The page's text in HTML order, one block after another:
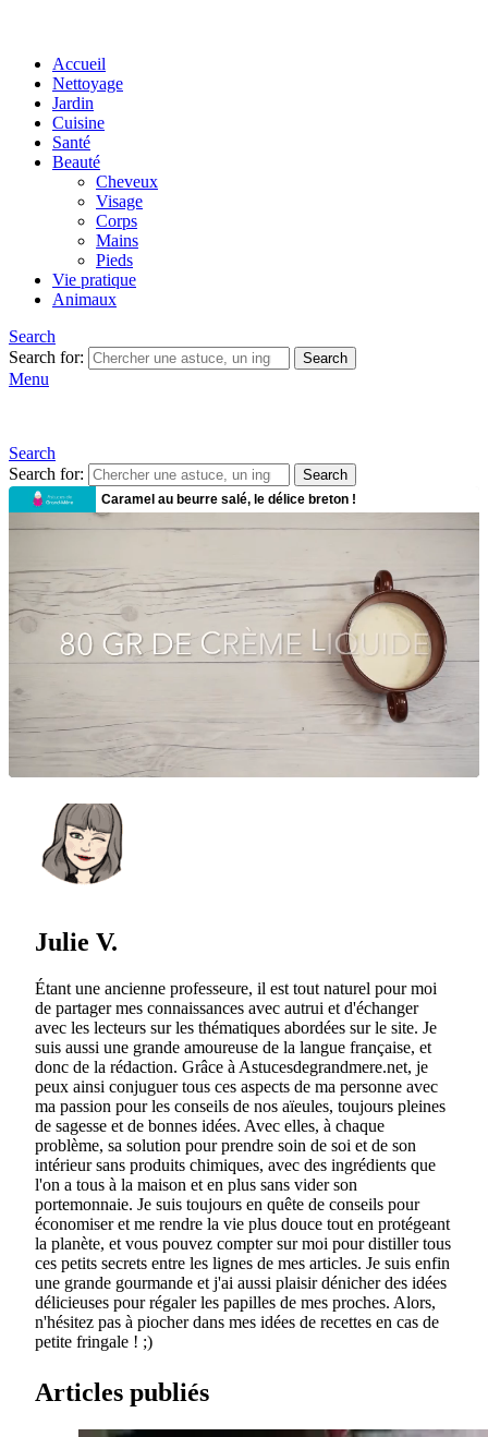
Accueil
Nettoyage
Jardin
Cuisine
Santé
Beauté
Cheveux
Visage
Corps
Mains
Pieds
Vie pratique
Animaux
Search
Search for:
Search
Menu
Search
Search for:
Search
Julie V.
Étant une ancienne professeure, il est tout naturel pour moi
de partager mes connaissances avec autrui et d'échanger
avec les lecteurs sur les thématiques abordées sur le site. Je
suis aussi une grande amoureuse de la langue française, et
donc de la rédaction. Grâce à Astucesdegrandmere.net, je
peux ainsi conjuguer tous ces aspects de ma personne avec
ma passion pour les conseils de nos aïeules, toujours pleines
de sagesse et de bonnes idées. Avec elles, à chaque
problème, sa solution pour prendre soin de soi et de son
intérieur sans produits chimiques, avec des ingrédients que
l'on a tous à la maison et en plus sans vider son
portemonnaie. Je suis toujours en quête de conseils pour
économiser et me rendre la vie plus douce tout en protégeant
la planète, et vous pouvez compter sur moi pour distiller tous
ces petits secrets entre les lignes de mes articles. Je suis enfin
une grande gourmande et j'ai aussi plaisir dénicher des idées
délicieuses pour régaler les papilles de mes proches. Alors,
n'hésitez pas à piocher dans mes idées de recettes en cas de
petite fringale ! ;)
Articles publiés